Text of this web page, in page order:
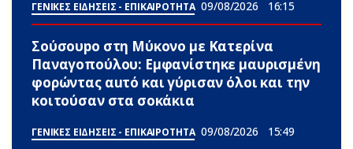
ΓΕΝΙΚΕΣ ΕΙΔΗΣΕΙΣ - ΕΠΙΚΑΙΡΟΤΗΤΑ 09/08/2026 16:15
Σούσουpο στη Μύκονο με Κατερίνα
Παναγοπούλου: Εμφανίστηκε μαυρισμένη
φορώντας αuτό και γύρισαν όλοι και την
κοιτούσαν στα σοκάκια
ΓΕΝΙΚΕΣ ΕΙΔΗΣΕΙΣ - ΕΠΙΚΑΙΡΟΤΗΤΑ 09/08/2026 15:49